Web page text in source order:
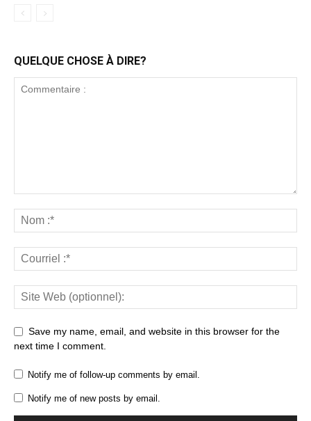
QUELQUE CHOSE À DIRE?
Save my name, email, and website in this browser for the
next time I comment.
Notify me of follow-up comments by email.
Notify me of new posts by email.